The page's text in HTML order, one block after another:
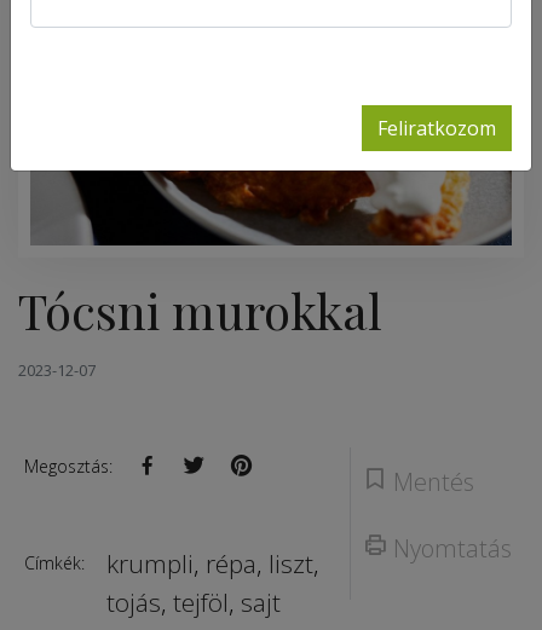
Tócsni murokkal
2023-12-07
Mentés
Nyomtatás
Megosztás:
Címkék: krumpli, répa, liszt,
tojás, tejföl, sajt
Feliratkozom